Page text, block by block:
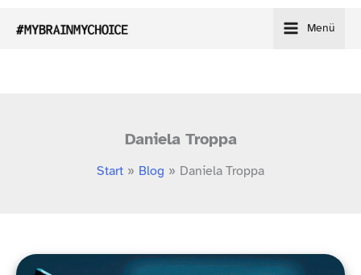
Inhalt
Menü
Daniela Troppa
Start Blog Daniela Troppa